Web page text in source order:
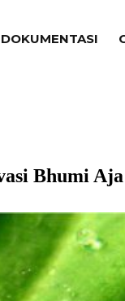
DOKUMENTASI
Bhumi Aja